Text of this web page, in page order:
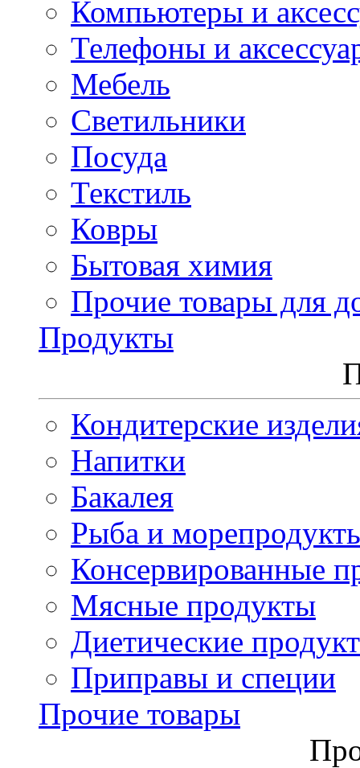
Компьютеры и
Телефоны и
Мебель
Светильники
Посуда
Текстиль
Ковры
Бытовая химия
Прочие товары для
Продукты
Кондитерские
Напитки
Бакалея
Рыба и
Консервированные
Мясные продукты
Диетические
Приправы и специи
Прочие товары